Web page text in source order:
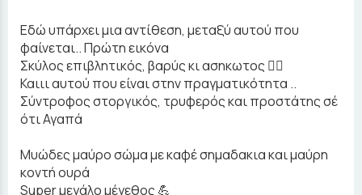
Εδώ υπάρχει μια αντίθεση, μεταξύ αυτού που
φαίνεται.. Πρώτη εικόνα
Σκύλος επιβλητικός, βαρύς κι ασηκωτος ❤️‍🔥
Καιιι αυτού που είναι στην πραγματικότητα ..
Σύντροφος στοργικός, τρυφερός και προστάτης σέ
ότι Αγαπά
Μυώδες μαύρο σώμα με καφέ σημαδακια και μαύρη
κοντή ουρά
Super μεγάλο μέγεθος 💪